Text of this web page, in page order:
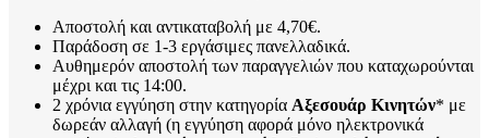
Αποστολή και αντικαταβολή με 4,70€.
Παράδοση σε 1-3 εργάσιμες πανελλαδικά.
Αυθημερόν αποστολή των παραγγελιών που καταχωρούνται
μέχρι και τις 14:00.
2 χρόνια εγγύηση στην κατηγορία Αξεσουάρ Κινητών* με
δωρεάν αλλαγή (η εγγύηση αφορά μόνο ηλεκτρονικά